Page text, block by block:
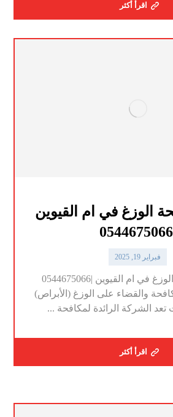
اقرأ أكثر
الوزغ في ام القيوين
فبراير 19, 2025
شركة مكافحة الوزغ في ام القيوين |0544675066
والقضاء على الوزغ (الأبراص)
تعد الشركة الرائدة لمكافحة ...
اقرأ أكثر